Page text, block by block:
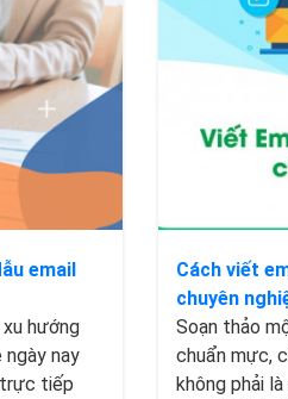
email
hướng
nay
trực tiếp
Cách viết
chuyên
Soạn thảo
chuẩn mực,
không phải